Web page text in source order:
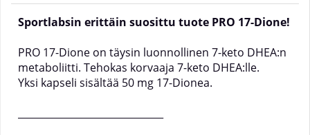
Sportlabsin erittäin suosittu tuote PRO 17-Dione!
PRO 17-Dione on täysin luonnollinen 7-keto DHEA:n
metaboliitti. Tehokas korvaaja 7-keto DHEA:lle.
Yksi kapseli sisältää 50 mg 17-Dionea.